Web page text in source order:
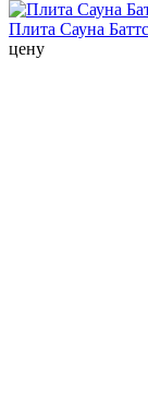
Плита Сауна
цену